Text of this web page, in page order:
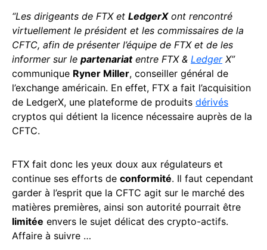
“Les dirigeants de FTX et LedgerXont rencontré
virtuellement le président et les commissaires de la
CFTC, afin de présenter l’équipe de FTX et de les
informer sur le partenariatentre FTX & LedgerX”
communique Ryner Miller, conseiller général de
l’exchange américain. En effet, FTX a fait l’acquisition
de LedgerX, une plateforme de produits dérivés
cryptos qui détient la licence nécessaire auprès de la
CFTC.
FTX fait donc les yeux doux aux régulateurs et
continue ses efforts de conformité. Il faut cependant
garder à l’esprit que la CFTC agit sur le marché des
matières premières, ainsi son autorité pourrait être
limitée envers le sujet délicat des crypto-actifs.
Affaire à suivre …